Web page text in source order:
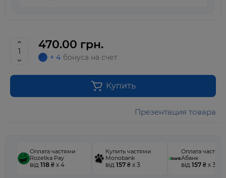
470.00 грн.
+ 4 бонуса на счет
Купить
Презентация товара
Оплата частями
Rozetka Pay
від 118 ₴ x 4
Купить частями
Monobank
від 157 ₴ x 3
Оплата
Абанк
від 157 ₴ x 3